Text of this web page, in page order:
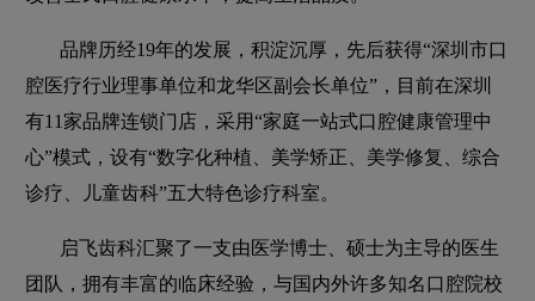
品牌历经19年的发展，积淀沉厚，先后获得“深圳市口
腔医疗行业理事单位和龙华区副会长单位”，目前在深圳
有11家品牌连锁门店，采用“家庭一站式口腔健康管理中
心”模式，设有“数字化种植、美学矫正、美学修复、综合
诊疗、儿童齿科”五大特色诊疗科室。
启飞齿科汇聚了一支由医学博士、硕士为主导的医生
团队，拥有丰富的临床经验，与国内外许多知名口腔院校